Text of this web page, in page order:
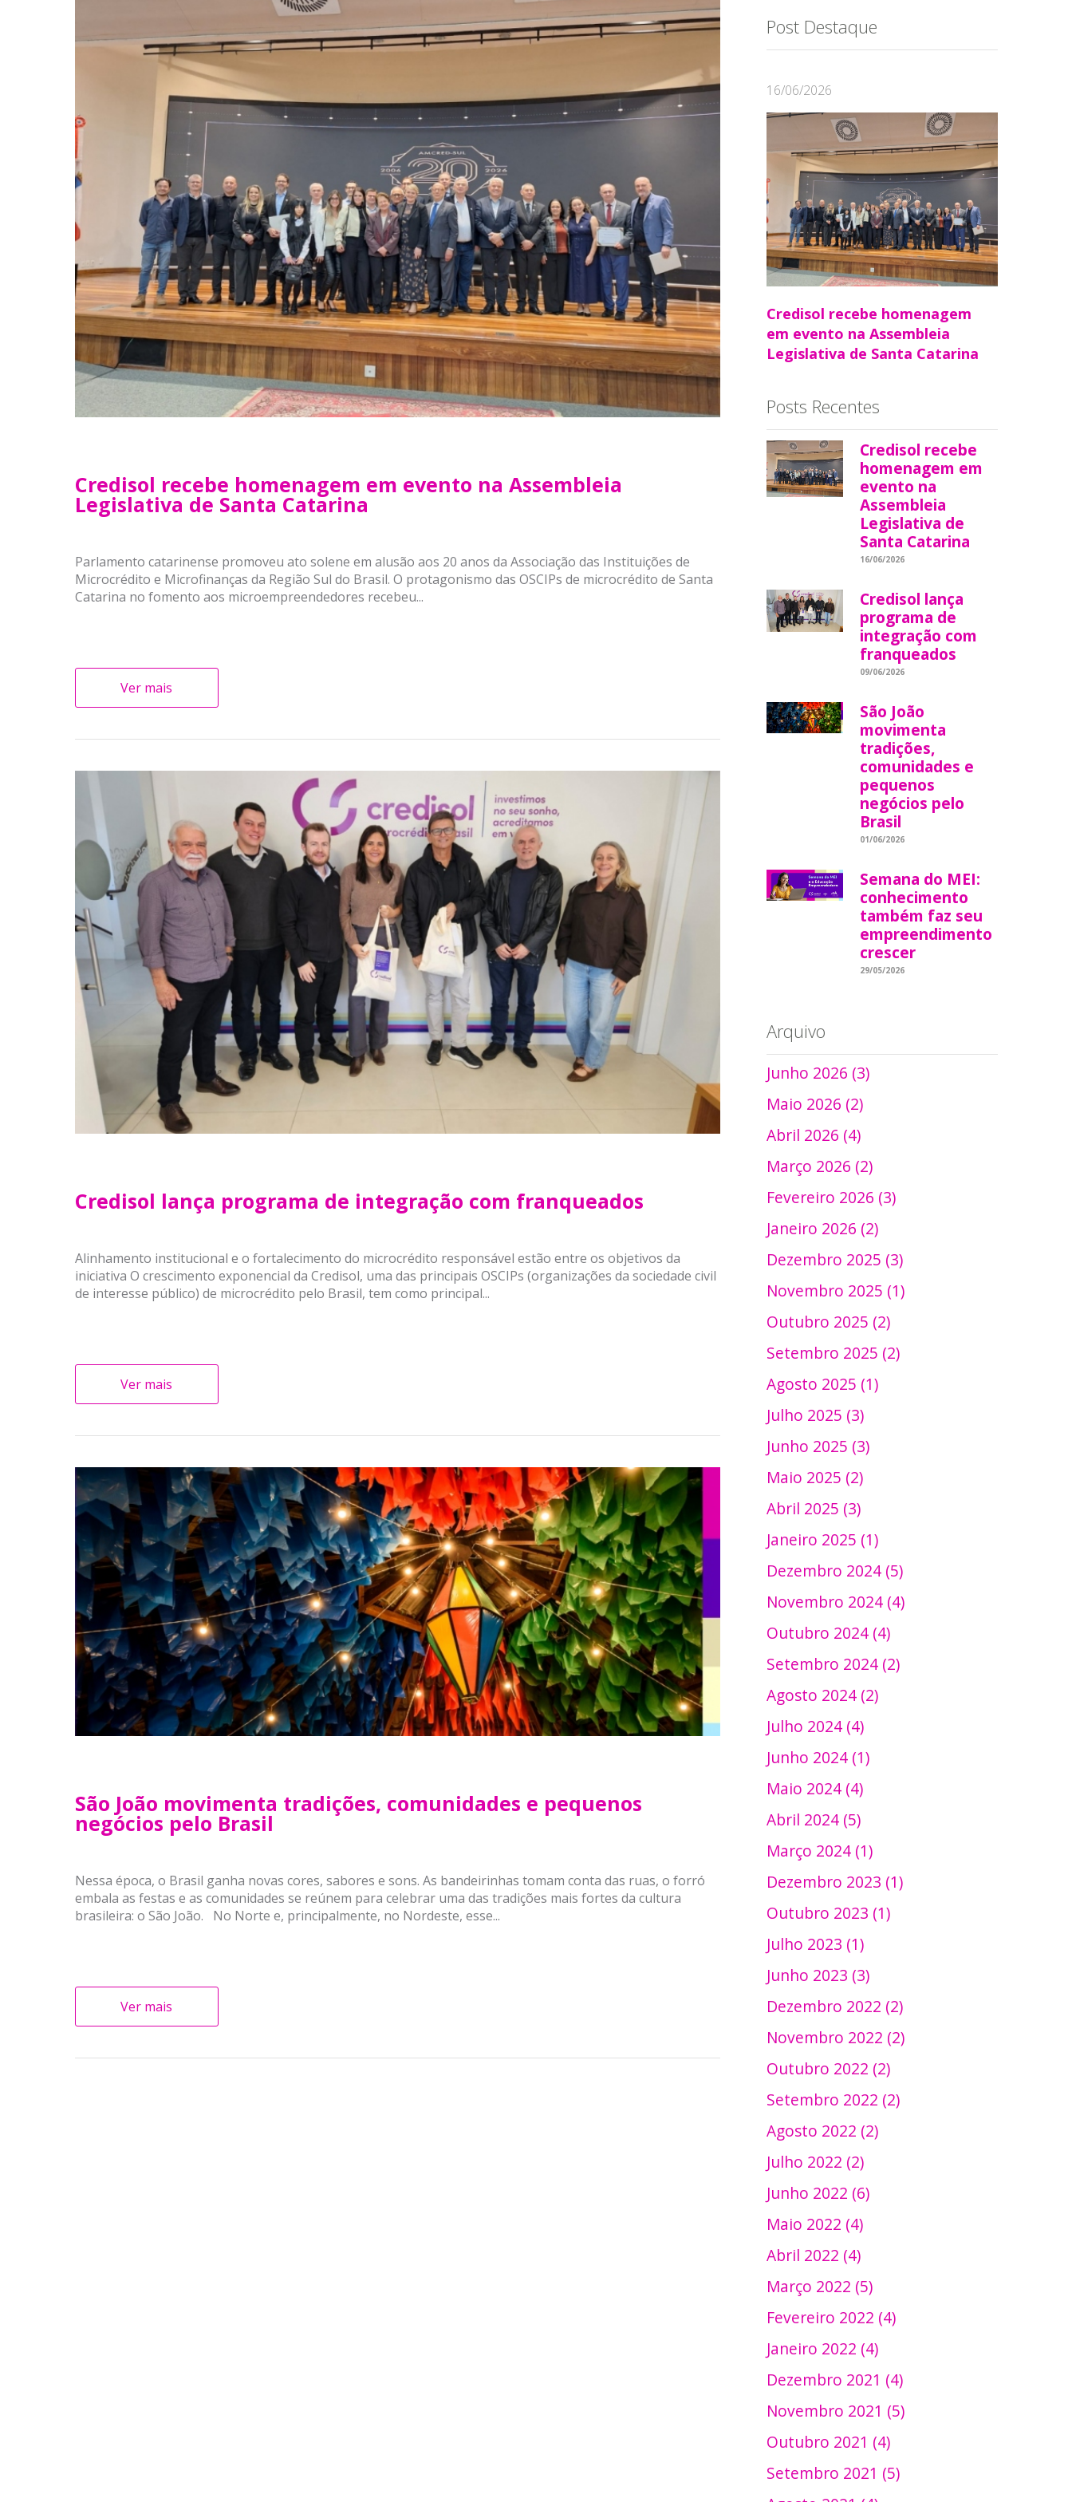
Credisol recebe homenagem em evento na Assembleia
Legislativa de Santa Catarina
Parlamento catarinense promoveu ato solene em alusão aos 20 anos da Associação das Instituições de
Microcrédito e Microfinanças da Região Sul do Brasil. O protagonismo das OSCIPs de microcrédito de Santa
Catarina no fomento aos microempreendedores recebeu...
Ver mais
Credisol lança programa de integração com franqueados
Alinhamento institucional e o fortalecimento do microcrédito responsável estão entre os objetivos da
iniciativa O crescimento exponencial da Credisol, uma das principais OSCIPs (organizações da sociedade civil
de interesse público) de microcrédito pelo Brasil, tem como principal...
Ver mais
São João movimenta tradições, comunidades e pequenos
negócios pelo Brasil
Nessa época, o Brasil ganha novas cores, sabores e sons. As bandeirinhas tomam conta das ruas, o forró
embala as festas e as comunidades se reúnem para celebrar uma das tradições mais fortes da cultura
brasileira: o São João. No Norte e, principalmente, no Nordeste, esse...
Ver mais
Post Destaque
16/06/2026
Credisol recebe homenagem
em evento na Assembleia
Legislativa de Santa Catarina
Posts Recentes
Credisol recebe
homenagem em
evento na
Assembleia
Legislativa de
Santa Catarina
16/06/2026
Credisol lança
programa de
integração com
franqueados
09/06/2026
São João
movimenta
tradições,
comunidades e
pequenos
negócios pelo
Brasil
01/06/2026
Semana do MEI:
conhecimento
também faz seu
empreendimento
crescer
29/05/2026
Arquivo
Junho 2026 (3)
Maio 2026 (2)
Abril 2026 (4)
Março 2026 (2)
Fevereiro 2026 (3)
Janeiro 2026 (2)
Dezembro 2025 (3)
Novembro 2025 (1)
Outubro 2025 (2)
Setembro 2025 (2)
Agosto 2025 (1)
Julho 2025 (3)
Junho 2025 (3)
Maio 2025 (2)
Abril 2025 (3)
Janeiro 2025 (1)
Dezembro 2024 (5)
Novembro 2024 (4)
Outubro 2024 (4)
Setembro 2024 (2)
Agosto 2024 (2)
Julho 2024 (4)
Junho 2024 (1)
Maio 2024 (4)
Abril 2024 (5)
Março 2024 (1)
Dezembro 2023 (1)
Outubro 2023 (1)
Julho 2023 (1)
Junho 2023 (3)
Dezembro 2022 (2)
Novembro 2022 (2)
Outubro 2022 (2)
Setembro 2022 (2)
Agosto 2022 (2)
Julho 2022 (2)
Junho 2022 (6)
Maio 2022 (4)
Abril 2022 (4)
Março 2022 (5)
Fevereiro 2022 (4)
Janeiro 2022 (4)
Dezembro 2021 (4)
Novembro 2021 (5)
Outubro 2021 (4)
Setembro 2021 (5)